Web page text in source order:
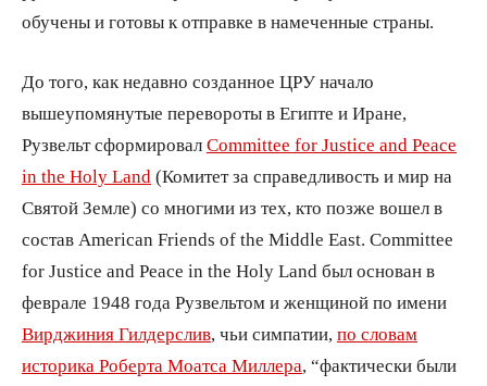
обучены и готовы к отправке в намеченные страны.
До того, как недавно созданное ЦРУ начало
вышеупомянутые перевороты в Египте и Иране,
Рузвельт сформировал Committee for Justice and Peace
in the Holy Land (Комитет за справедливость и мир на
Святой Земле) со многими из тех, кто позже вошел в
состав American Friends of the Middle East. Committee
for Justice and Peace in the Holy Land был основан в
феврале 1948 года Рузвельтом и женщиной по имени
Вирджиния Гилдерслив , чьи симпатии, по словам
историка Роберта Моатса Миллера , “фактически были